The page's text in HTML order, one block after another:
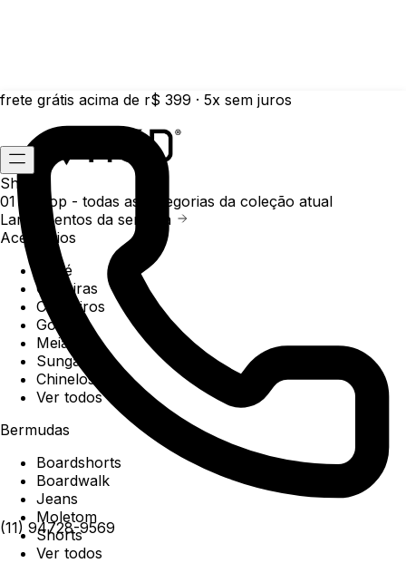
frete grátis acima de r$ 399 · 5x sem juros
(11) 94728-9569
Shop
01 /
Shop - todas as categorias da coleção atual
Lançamentos da semana
Acessórios
Boné
Carteiras
Chaveiros
Gorros
Meias
Sunga
Chinelos
Ver todos
Bermudas
Boardshorts
Boardwalk
Jeans
Moletom
Shorts
Ver todos